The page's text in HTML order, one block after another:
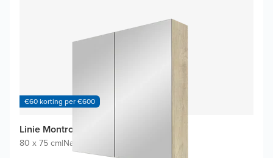
€60 korting per €600
Linie Montro spiegelkast
80 x 75 cm|Natuur eik